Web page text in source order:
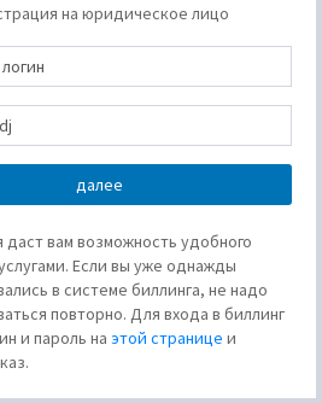
на юридическое лицо
даст вам возможность удобного
Если вы уже однажды
в системе биллинга, не надо
повторно. Для входа в биллинг
и пароль на этой странице и